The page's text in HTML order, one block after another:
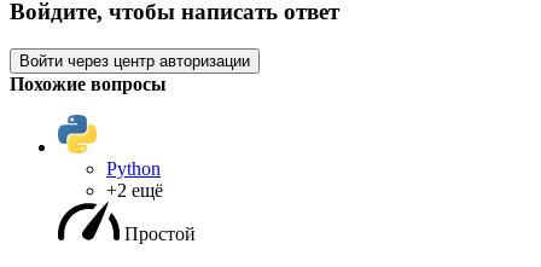
Войдите, чтобы написать ответ
Войти через центр авторизации
Похожие вопросы
Python
+2 ещё
Простой